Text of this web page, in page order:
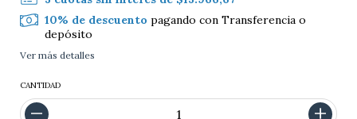
10% de descuento pagando con Transferencia o
depósito
Ver más detalles
CANTIDAD